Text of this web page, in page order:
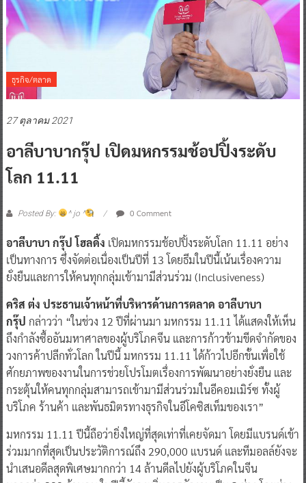
ธุรกิจ/ตลาด
27 ตุลาคม 2021
อาลีบาบากรุ๊ป เปิดมหกรรมช้อปปิ้งระดับ
โลก 11.11
Posted By: ^ jo ^ 0 Comment
อาลีบาบา กรุ๊ป โฮลดิ้ง เปิดมหกรรมช้อปปิ้งระดับโลก 11.11 อย่าง
เป็นทางการ ซึ่งจัดต่อเนื่องเป็นปีที่ 13 โดยธีมในปีนี้เน้นเรื่องความ
ยั่งยืนและการให้คนทุกกลุ่มเข้ามามีส่วนร่วม (Inclusiveness)
คริส ต่ง ประธานเจ้าหน้าที่บริหารด้านการตลาด อาลีบาบา
กรุ๊ป กล่าวว่า “ในช่วง 12 ปีที่ผ่านมา มหกรรม 11.11 ได้แสดงให้เห็น
ถึงกำลังซื้ออันมหาศาลของผู้บริโภคจีน และการก้าวข้ามขีดจำกัดของ
วงการค้าปลีกทั่วโลก ในปีนี้ มหกรรม 11.11 ได้ก้าวไปอีกขั้นเพื่อใช้
ศักยภาพของงานในการช่วยโปรโมตเรื่องการพัฒนาอย่างยั่งยืน และ
กระตุ้นให้คนทุกกลุ่มสามารถเข้ามามีส่วนร่วมในอีคอมเมิร์ซ ทั้งผู้
บริโภค ร้านค้า และพันธมิตรทางธุรกิจในอีโคซิสเท็มของเรา”
มหกรรม 11.11 ปีนี้ถือว่ายิ่งใหญ่ที่สุดเท่าที่เคยจัดมา โดยมีแบรนด์เข้า
ร่วมมากที่สุดเป็นประวัติการณ์ถึง 290,000 แบรนด์ และทีมอลล์ยังจะ
นำเสนอดีลสุดพิเศษมากกว่า 14 ล้านดีลไปยังผู้บริโภคในจีน